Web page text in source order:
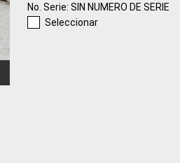
No. Serie: SIN NUMERO DE SERIE
Seleccionar